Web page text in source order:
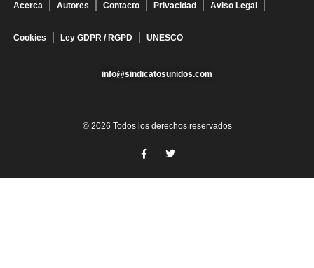
Acerca Autores Contacto Privacidad Aviso Legal
Cookies Ley GDPR / RGPD UNESCO
info@sindicatosunidos.com
© 2026 Todos los derechos reservados